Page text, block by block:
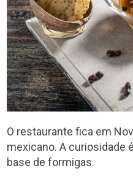
O restaurante fica em
mexicano. A curiosidade
base de formigas.